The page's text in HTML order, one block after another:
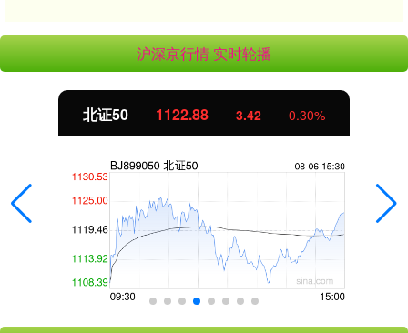
沪深京行情 实时轮播
北证50 1122.88 3.42 0.30%